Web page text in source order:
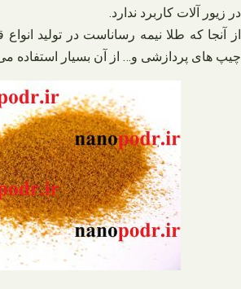
در زیور آلات کاربرد ندارد.
از آنجا که طلا نیمه رساناست در تولید
چیپ های پردازشی و… از آن بسیار استفاده